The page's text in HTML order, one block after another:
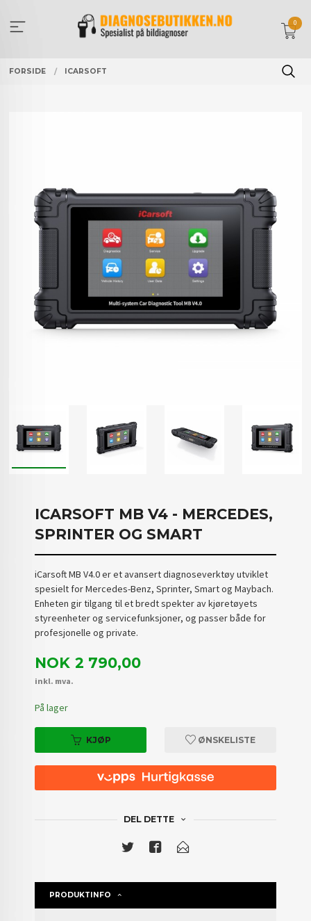
innholdet
0
FORSIDE ICARSOFT
ICARSOFT MB V4 - MERCEDES,
SPRINTER OG SMART
iCarsoft MB V4.0 er et avansert diagnoseverktøy utviklet
spesielt for Mercedes-Benz, Sprinter, Smart og Maybach.
Enheten gir tilgang til et bredt spekter av kjøretøyets
styreenheter og servicefunksjoner, og passer både for
profesjonelle og private.
Pris
NOK 2 790,00
inkl. mva.
På lager
KJØP ØNSKELISTE
DEL DETTE
PRODUKTINFO